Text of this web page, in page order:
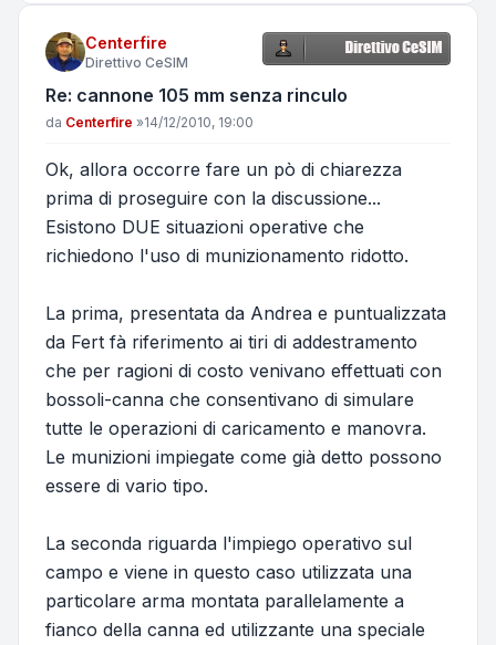
Centerfire
Direttivo CeSIM
Re: cannone 105 mm senza rinculo
Messaggio
da Centerfire »14/12/2010, 19:00
Ok, allora occorre fare un pò di chiarezza
prima di proseguire con la discussione...
Esistono DUE situazioni operative che
richiedono l'uso di munizionamento ridotto.
La prima, presentata da Andrea e puntualizzata
da Fert fà riferimento ai tiri di addestramento
che per ragioni di costo venivano effettuati con
bossoli-canna che consentivano di simulare
tutte le operazioni di caricamento e manovra.
Le munizioni impiegate come già detto possono
essere di vario tipo.
La seconda riguarda l'impiego operativo sul
campo e viene in questo caso utilizzata una
particolare arma montata parallelamente a
fianco della canna ed utilizzante una speciale